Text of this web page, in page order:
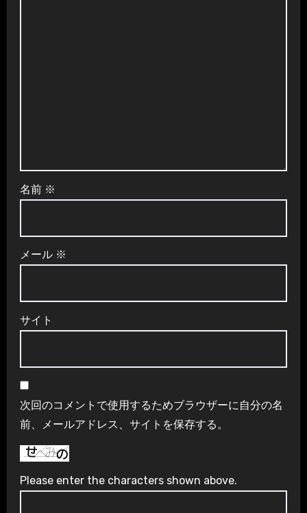
名前 ※
メール ※
サイト
次回のコメントで使用するためブラウザーに自分の名
前、メールアドレス、サイトを保存する。
Please enter the characters shown above.